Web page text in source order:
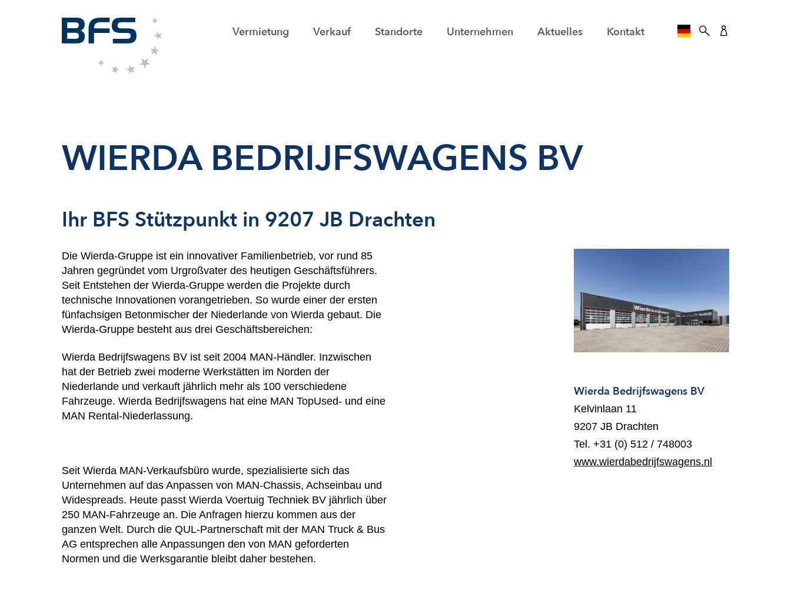
Vermietung Verkauf Standorte Unternehmen Aktuelles Kontakt
WIERDA BEDRIJFSWAGENS BV
Ihr BFS Stützpunkt in 9207 JB Drachten
Die Wierda-Gruppe ist ein innovativer Familienbetrieb, vor rund 85
Jahren gegründet vom Urgroßvater des heutigen Geschäftsführers.
Seit Entstehen der Wierda-Gruppe werden die Projekte durch
technische Innovationen vorangetrieben. So wurde einer der ersten
fünfachsigen Betonmischer der Niederlande von Wierda gebaut. Die
Wierda-Gruppe besteht aus drei Geschäftsbereichen:
Wierda Bedrijfswagens BV ist seit 2004 MAN-Händler. Inzwischen
hat der Betrieb zwei moderne Werkstätten im Norden der
Niederlande und verkauft jährlich mehr als 100 verschiedene
Fahrzeuge. Wierda Bedrijfswagens hat eine MAN TopUsed- und eine
MAN Rental-Niederlassung.
Seit Wierda MAN-Verkaufsbüro wurde, spezialisierte sich das
Unternehmen auf das Anpassen von MAN-Chassis, Achseinbau und
Widespreads. Heute passt Wierda Voertuig Techniek BV jährlich über
250 MAN-Fahrzeuge an. Die Anfragen hierzu kommen aus der
ganzen Welt. Durch die QUL-Partnerschaft mit der MAN Truck & Bus
AG entsprechen alle Anpassungen den von MAN geforderten
Normen und die Werksgarantie bleibt daher bestehen.
Wierda Bedrijfswagens BV
Kelvinlaan 11
9207 JB Drachten
Tel. +31 (0) 512 / 748003
www.wierdabedrijfswagens.nl